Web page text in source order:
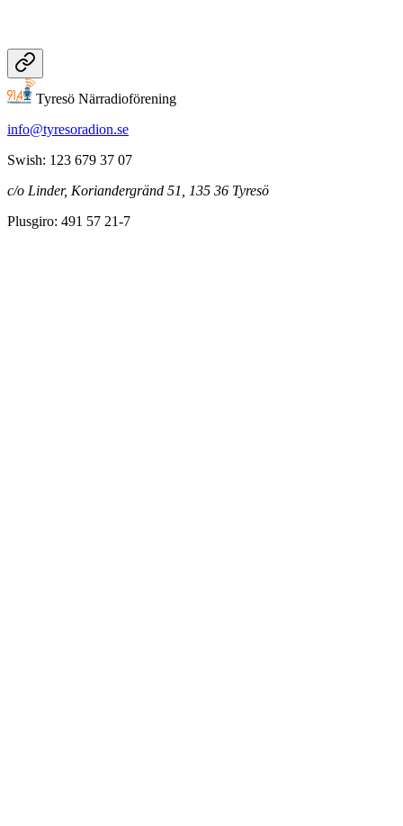
Tyresö Närradioförening
info@tyresoradion.se
Swish: 123 679 37 07
c/o Linder, Koriandergränd 51, 135 36 Tyresö
Plusgiro: 491 57 21-7